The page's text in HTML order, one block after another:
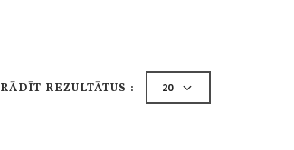
RĀDĪT REZULTĀTUS :